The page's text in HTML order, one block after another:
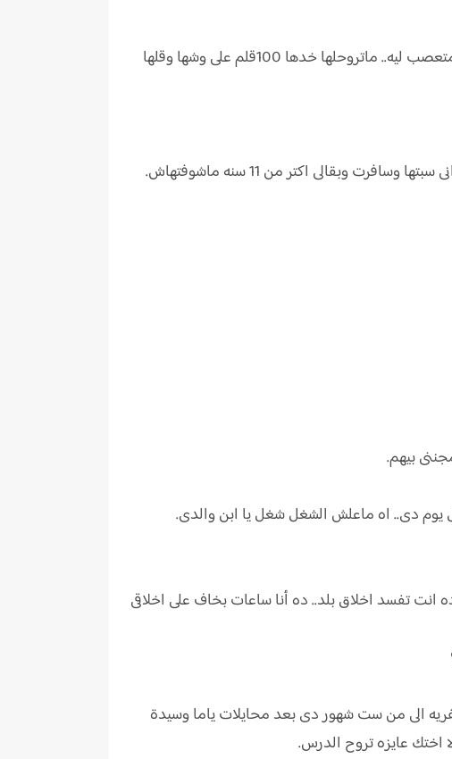
ثم استقام من موضعه وتقدم ناحيته و وضع يده على كتفه يهدأه قائلاً :مش هتبطل عند بقى... انا عارف انت متعصب ليه.. ماتروحلها خدها 100قلم على وشها وقلها
وبقالى اكتر من 11 سنه ماشوفتهاش.
بيهم.
يوم دى.. اه ماعلش الشغل شغل يا ابن والدى.
تفسد اخلاق بلد.. ده أنا ساعات بخاف على اخلاقى
الى من ست شهور دى بعد محايلات ياما وسيدة
اختك عايزه تروح الدرس.